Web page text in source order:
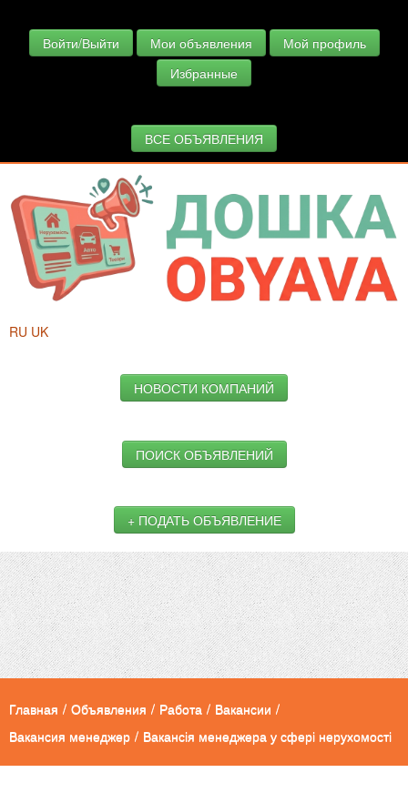
Войти/Выйти Мои объявления
Мой профиль
Избранные
ВСЕ ОБЪЯВЛЕНИЯ
RU UK
НОВОСТИ КОМПАНИЙ
ПОИСК ОБЪЯВЛЕНИЙ
+ ПОДАТЬ ОБЪЯВЛЕНИЕ
Главная / Объявления / Работа / Вакансии /
Вакансия менеджер / Вакансія менеджера у сфері нерухомості